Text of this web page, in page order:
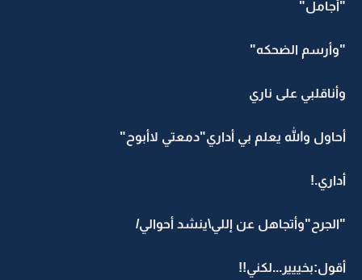
"أجامل"
"وأرسم الضحكه"
وأناقلبي على ناري
أحاول والله يعلم بي أداري"دمعتي لاأبوح"
أداري.!
"الجرح"وأتجاهل عن إللي\ينشد أحوالي/
أقول:بخييير...لكني!!